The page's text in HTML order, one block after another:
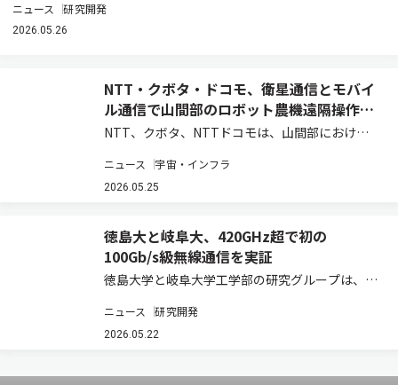
ニュース 研究開発
2026.05.26
NTT・クボタ・ドコモ、衛星通信とモバイ
ル通信で山間部のロボット農機遠隔操作を
実証
NTT、クボタ、NTTドコモは、山間部における
化と映像伝送の継続性を実現する共同実証実験を
実施し、モバイル通信と衛星通信を組み合わせた
ニュース 宇宙・インフラ
2026.05.25
徳島大と岐阜大、420GHz超で初の
100Gb/s級無線通信を実証
徳島大学と岐阜大学工学部の研究グループは、光
ツ波生成と多値変調技術を組み合わせたマイクロ
光コム駆動型テラヘルツ通信システムを開発した
ニュース 研究開発
2026.05.22